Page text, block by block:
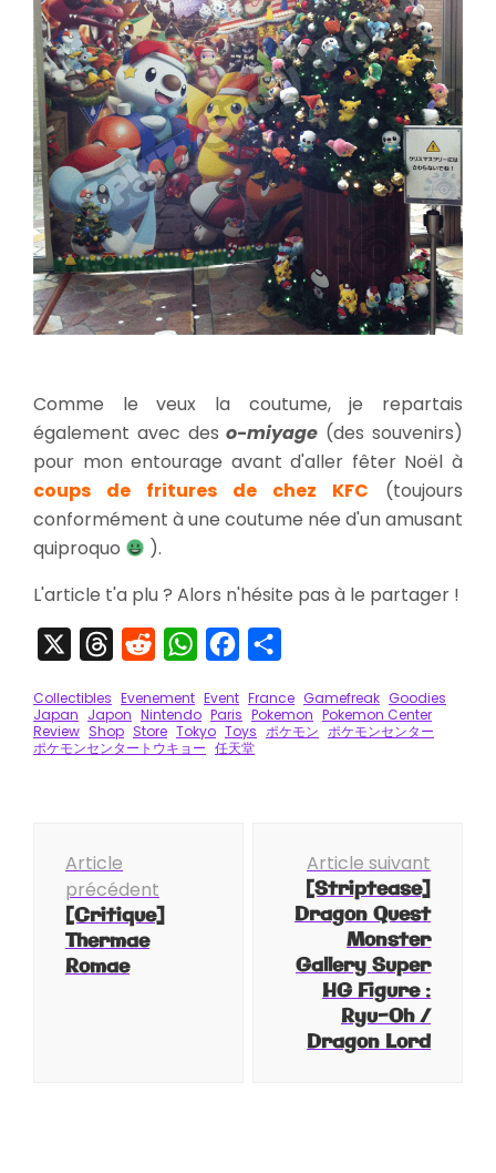
Comme le veux la coutume, je repartais
également avec deso-miyage (des souvenirs)
pour mon entourage avant d'aller fêter Noël à
coups de fritures de chez KFC (toujours
conformément à une coutume née d'un amusant
quiproquo
).
L'article t'a plu ? Alors n'hésite pas à le partager !
ThreadsRedditWhatsAppFacebook
Collectibles Evenement Event France Gamefreak Goodies
Japan Japon Nintendo Paris Pokemon Pokemon Center
Review Shop Store Tokyo Toys ポケモン ポケモンセンター
ポケモンセンタートウキョー 任天堂
d'article
Article
précédent
[Critique]
Thermae
Romae
Article suivant
[Striptease]
Dragon Quest
Monster
Gallery Super
HG Figure :
Ryu-Oh /
Dragon Lord